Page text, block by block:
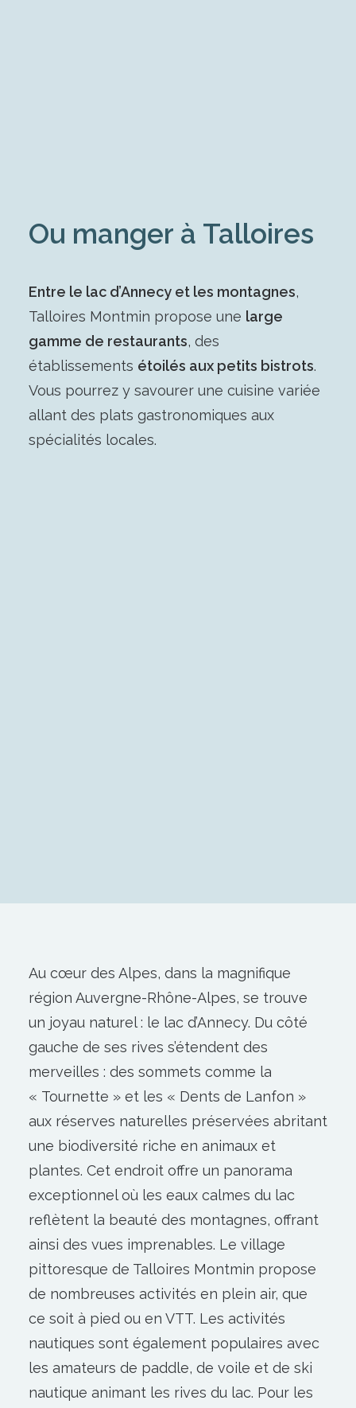
Ou manger à Talloires
Entre le lac d’Annecy et les montagnes,
Talloires Montmin propose une large
gamme de restaurants, des
établissements étoilés aux petits bistrots.
Vous pourrez y savourer une cuisine variée
allant des plats gastronomiques aux
spécialités locales.
Au cœur des Alpes, dans la magnifique
région Auvergne-Rhône-Alpes, se trouve
un joyau naturel : le lac d’Annecy. Du côté
gauche de ses rives s’étendent des
merveilles : des sommets comme la
« Tournette » et les « Dents de Lanfon »
aux réserves naturelles préservées abritant
une biodiversité riche en animaux et
plantes. Cet endroit offre un panorama
exceptionnel où les eaux calmes du lac
reflètent la beauté des montagnes, offrant
ainsi des vues imprenables. Le village
pittoresque de Talloires Montmin propose
de nombreuses activités en plein air, que
ce soit à pied ou en VTT. Les activités
nautiques sont également populaires avec
les amateurs de paddle, de voile et de ski
nautique animant les rives du lac. Pour les